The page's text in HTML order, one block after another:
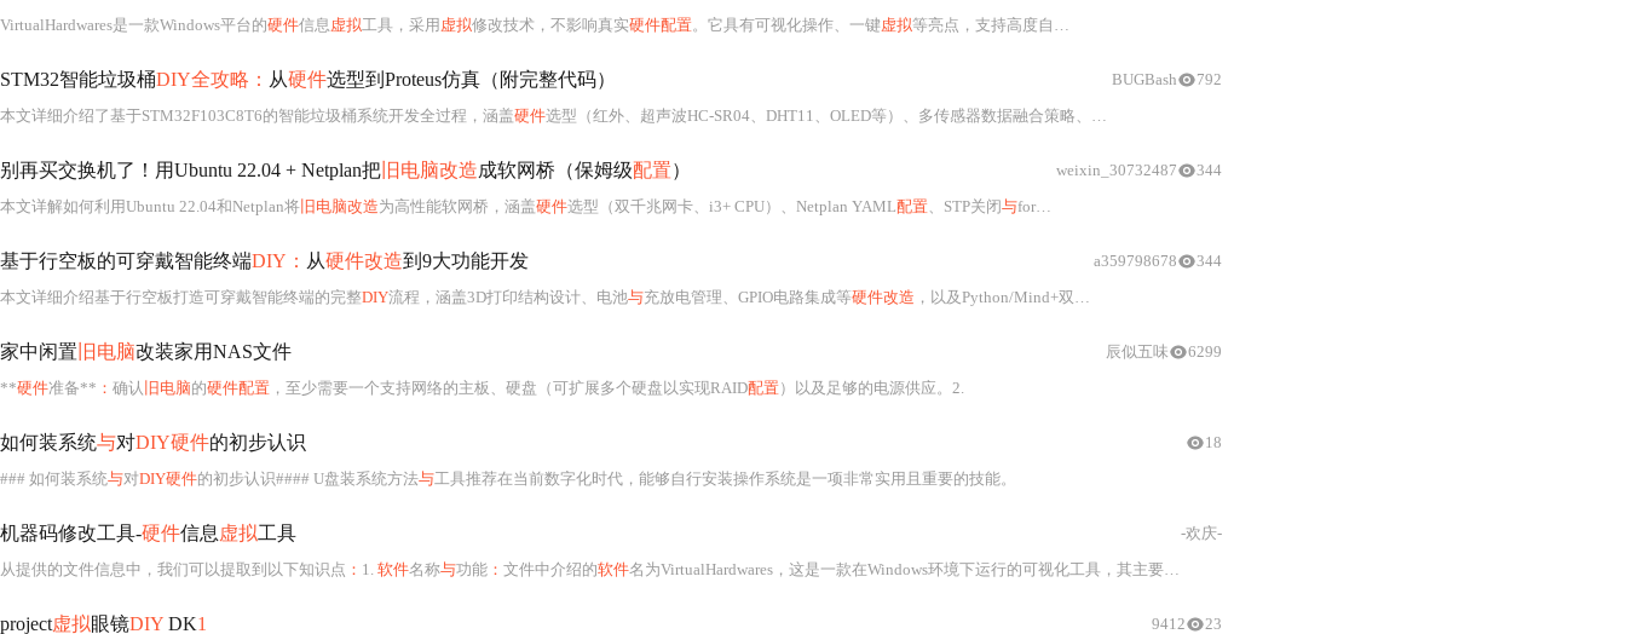
VirtualHardwares是一款Windows平台的硬件信息虚拟工具，采用 虚拟修改技术，不影响真实硬件配置。它具有可视化操作、一键虚拟等亮点，支持高度自定义，安全性有保证。适用于各类用户，已有数万国内用户借助它实现
STM32智能垃圾桶DIY全攻略： 从硬件选型到Proteus仿真（附完整代码）
本文详细介绍了基于STM32F103C8T6的智能垃圾桶系统开发全过程，涵盖硬件选型（红外、超声波HC-SR04、DHT11、OLED等）、多传感器数据融合策略、状态机控制逻辑、Proteus仿真建模（含STM32替代方案
BUGBash 792
别再买交换机了！用Ubuntu 22.04 + Netplan把 旧电脑改造成软网桥（保姆级配置）
本文详解如何利用Ubuntu 22.04和Netplan将 旧电脑改造为高性能软网桥，涵盖硬件选型（双千兆网卡、i3+ CPU）、Netplan YAML配置、STP关闭与forward-delay/ageing-time调优、VLAN划分及nftables流量监控，并提供iperf3性能测试
weixin_30732487 344
基于行空板的可穿戴智能终端DIY： 从硬件改造到9大功能开发
本文详细介绍基于行空板打造可穿戴智能终端的完整DIY流程，涵盖3D打印结构设计、电池与充放电管理、GPIO电路集成等硬件改造 ，以及Python/Mind+双环境下的9大功能开发
a359798678 344
家中闲置 旧电脑改装家用NAS文件
**硬件准备** ： 确认 旧电脑的硬件配置 ，至少需要一个支持网络的主板、硬盘（可扩展多个硬盘以实现RAID配置）以及足够的电源供应。2.
辰似五味 6299
如何装系统与对DIY硬件的初步认识
### 如何装系统与对DIY硬件的初步认识#### U盘装系统方法与工具推荐在当前数字化时代，能够自行安装操作系统是一项非常实用且重要的技能。
18
机器码修改工具-硬件信息 虚拟工具
从提供的文件信息中，我们可以提取到以下知识点 ： 1. 软件名称与功能 ： 文件中介绍的软件名为VirtualHardwares，这是一款在Windows环境下运行的可视化工具，其主要功能是
-欢庆-
project虚拟眼镜DIY DK1 9412 23